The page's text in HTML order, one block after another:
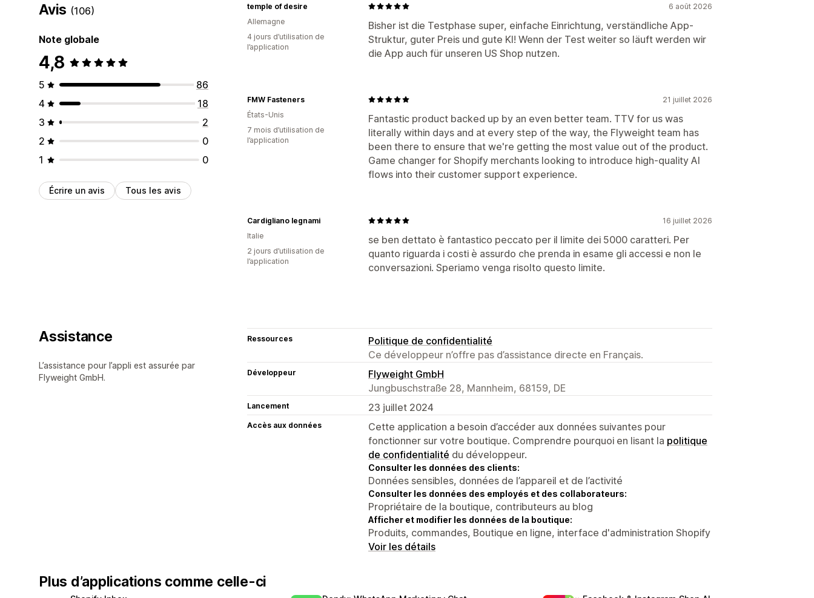
Avis (106)
Note globale
4,8
5
86
4
18
3
2
2
0
1
0
Écrire un avis Tous les avis
6 août 2026
Bisher ist die Testphase super, einfache Einrichtung, verständliche App-
Struktur, guter Preis und gute KI! Wenn der Test weiter so läuft werden wir
die App auch für unseren US Shop nutzen.
temple of desire
Allemagne
4 jours d’utilisation de
l’application
21 juillet 2026
Fantastic product backed up by an even better team. TTV for us was
literally within days and at every step of the way, the Flyweight team has
been there to ensure that we're getting the most value out of the product.
Game changer for Shopify merchants looking to introduce high-quality AI
flows into their customer support experience.
FMW Fasteners
États-Unis
7 mois d’utilisation de
l’application
16 juillet 2026
se ben dettato è fantastico peccato per il limite dei 5000 caratteri. Per
quanto riguarda i costi è assurdo che prenda in esame gli accessi e non le
conversazioni. Speriamo venga risolto questo limite.
Cardigliano legnami
Italie
2 jours d’utilisation de
l’application
Assistance
L’assistance pour l’appli est assurée par
Flyweight GmbH.
Ressources
Politique de confidentialité
Ce développeur n’offre pas d’assistance directe en Français.
Développeur
Flyweight GmbH
Jungbuschstraße 28, Mannheim, 68159, DE
Lancement 23 juillet 2024
Accès aux données
Cette application a besoin d’accéder aux données suivantes pour
fonctionner sur votre boutique. Comprendre pourquoi en lisant la politique
de confidentialité du développeur.
Consulter les données des clients:
Données sensibles, données de l’appareil et de l’activité
Consulter les données des employés et des collaborateurs:
Propriétaire de la boutique, contributeurs au blog
Afficher et modifier les données de la boutique:
Produits, commandes, Boutique en ligne, interface d'administration Shopify
Voir les détails
Plus d’applications comme celle-ci